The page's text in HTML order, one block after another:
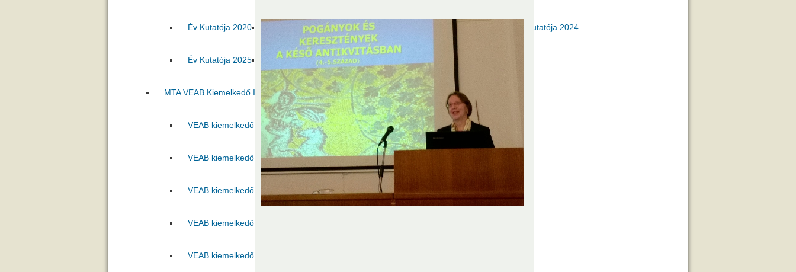
Év Kutatója 2020 Év Kutatója 2021 Év Kutatója 2022 Év Kutatója 2023 Év Kutatója 2024
Év Kutatója 2025 Az MTA VEAB Év Kutatója 2026. évi díjazottjai
MTA VEAB Kiemelkedő Ifjú Kutatója Díj
VEAB kiemelkedő ifjú kutatója 2015 VEAB kiemelkedő ifjú kutatója 2016
VEAB kiemelkedő ifjú kutatója 2017 VEAB kiemelkedő ifjú kutatója 2018
VEAB kiemelkedő ifjú kutatója 2019 VEAB kiemelkedő ifjú kutatója 2020
VEAB kiemelkedő ifjú kutatója 2021
VEAB kiemelkedő ifjú kutatója 2023